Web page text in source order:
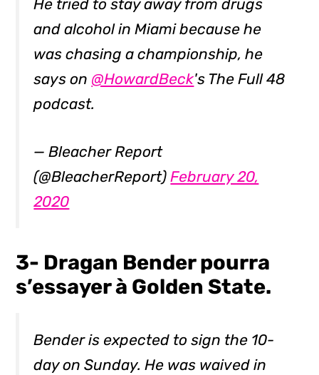
He tried to stay away from drugs
and alcohol in Miami because he
was chasing a championship, he
says on @HowardBeck's The Full 48
podcast.
— Bleacher Report
(@BleacherReport)February 20,
2020
3- Dragan Bender pourra
s’essayer à Golden State.
Bender is expected to sign the 10-
day on Sunday. He was waived in